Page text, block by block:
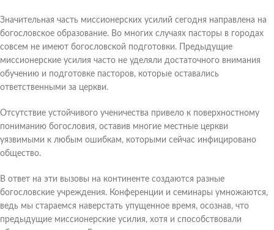
Значительная часть миссионерских усилий сегодня направлена на
богословское образование. Во многих случаях пасторы в городах
совсем не имеют богословской подготовки. Предыдущие
миссионерские усилия часто не уделяли достаточного внимания
обучению и подготовке пасторов, которые оставались
ответственными за церкви.
Отсутствие устойчивого ученичества привело к поверхностному
пониманию богословия, оставив многие местные церкви
уязвимыми к любым ошибкам, которыми сейчас инфицировано
общество.
В ответ на эти вызовы на континенте создаются разные
богословские учреждения. Конференции и семинары умножаются,
ведь мы стараемся наверстать упущенное время, осознав, что
предыдущие миссионерские усилия, хотя и способствовали